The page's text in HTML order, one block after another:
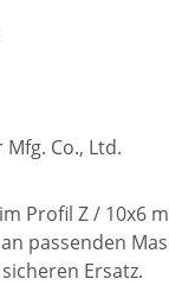
Co., Ltd.
Profil Z / 10x6
passenden
Ersatz.